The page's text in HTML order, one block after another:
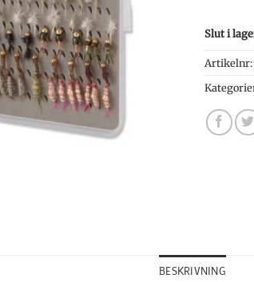
Slut i
Artikelnr:
BESKRIVNING